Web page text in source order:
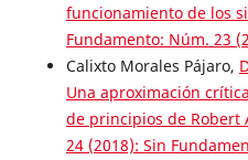
funcionamiento de los
Fundamento: Núm. 23
Calixto Morales Pájaro,
Una aproximación
de principios de Robert
24 (2018): Sin